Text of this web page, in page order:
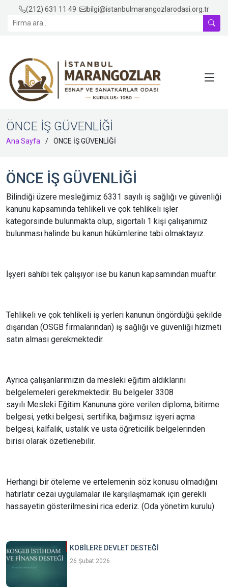
(212) 631 11 49 bilgi@istanbulmarangozlarodasi.org.tr
ÖNCE İŞ GÜVENLİĞİ
Ana Sayfa ÖNCE İŞ GÜVENLİĞİ
ÖNCE İŞ GÜVENLİĞİ
Bilindiği üzere mesleğimiz 6331 sayılı iş sağlığı ve güvenliği
kanunu kapsamında tehlikeli ve çok tehlikeli işler
kategorsinde bulunmakta olup, sigortalı 1 kişi çalışanımız
bulunması halinde bu kanun hükümlerine tabi olmaktayız.
İşyeri sahibi tek çalışıyor ise bu kanun kapsamından muaftır.
Tehlikeli ve çok tehlikeli iş yerleri kanunun öngördüğü şekilde
dışarıdan (OSGB firmalarından) iş sağlığı ve güvenliği hizmeti
satın alması gerekmektedir.
Ayrıca çalışanlarımızın da mesleki eğitim aldıklarını
belgelemeleri gerekmektedir. Bu belgeler 3308
sayılı Mesleki Eğitim Kanununa göre verilen diploma, bitirme
belgesi, yetki belgesi, sertifika, bağımsız işyeri açma
belgesi, kalfalık, ustalık ve usta öğreticilik belgelerinden
birisi olarak özetlenebilir.
Herhangi bir öteleme ve ertelemenin söz konusu olmadığını
hatırlatır cezai uygulamalar ile karşılaşmamak için gerekli
hassayetin gösterilmesini rica ederiz. (Oda yönetim kurulu)
KOBİLERE DEVLET DESTEĞİ
26 Şubat 2026